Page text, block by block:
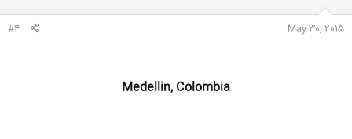
May 30, 2015
#4
Medellin, Colombia